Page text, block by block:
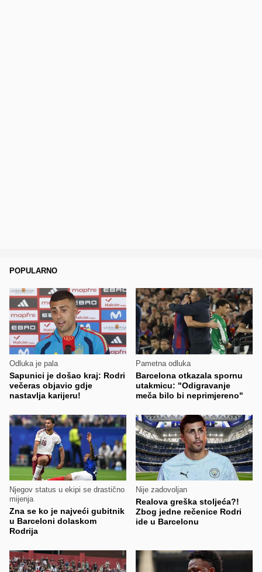
POPULARNO
Odluka je pala
Sapunici je došao kraj: Rodri
večeras objavio gdje
nastavlja karijeru!
Pametna odluka
Barcelona otkazala spornu
utakmicu: "Odigravanje
meča bilo bi neprimjereno"
Njegov status u ekipi se drastično
mijenja
Zna se ko je najveći gubitnik
u Barceloni dolaskom
Rodrija
Nije zadovoljan
Realova greška stoljeća?!
Zbog jedne rečenice Rodri
ide u Barcelonu